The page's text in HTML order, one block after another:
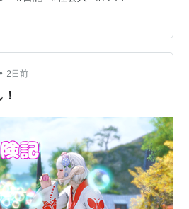
家族の朝食が終わって洗濯も完
たら食器洗って片付ける8：30
00 職場到着、業務開始 適当な時
了だと良いかなーって感じ18：
も30分はバスが来ないのでこ…
• 2日前